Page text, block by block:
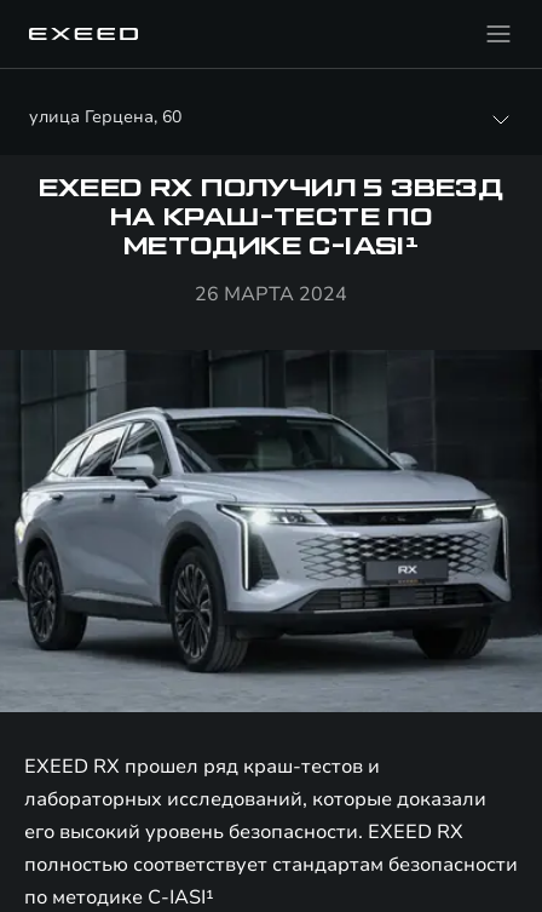
улица Герцена, 60
EXEED RX ПОЛУЧИЛ 5 ЗВЕЗД
НА КРАШ-ТЕСТЕ ПО
МЕТОДИКЕ C-IASI¹
26 МАРТА 2024
EXEED RX прошел ряд краш-тестов и
лабораторных исследований, которые доказали
его высокий уровень безопасности. EXEED RX
полностью соответствует стандартам безопасности
по методике C-IASI¹